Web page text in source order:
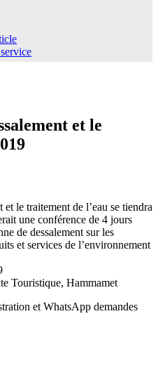
et le
le traitement de l’eau se tiendra
une conférence de 4 jours
de dessalement sur les
et services de l’environnement
Touristique, Hammamet
et WhatsApp demandes